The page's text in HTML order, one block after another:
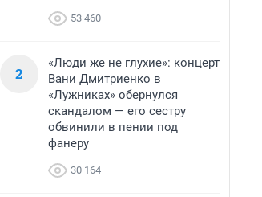
53 460
2
«Люди же не глухие»: концерт
Вани Дмитриенко в
«Лужниках» обернулся
скандалом — его сестру
обвинили в пении под
фанеру
30 164